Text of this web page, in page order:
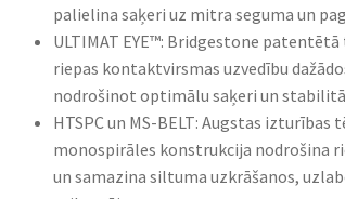
palielina saķeri uz mitra seguma un
ULTIMAT EYE™: Bridgestone
riepas kontaktvirsmas uzvedību
nodrošinot optimālu saķeri un
HTSPC un MS-BELT: Augstas izturības
monospirāles konstrukcija nodrošina
un samazina siltuma uzkrāšanos,